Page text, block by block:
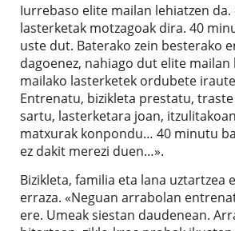
Iurrebaso elite mailan lehiatzen
lasterketak motzagoak dira. 40
uste dut. Baterako zein besterako
dagoenez, nahiago dut elite mailan
mailako lasterketek ordubete
Entrenatu, bizikleta prestatu,
sartu, lasterketara joan,
matxurak konpondu… 40 minutu
ez dakit merezi duen…».
Bizikleta, familia eta lana uztartzea
erraza. «Neguan arrabolan
ere. Umeak siestan daudenean.